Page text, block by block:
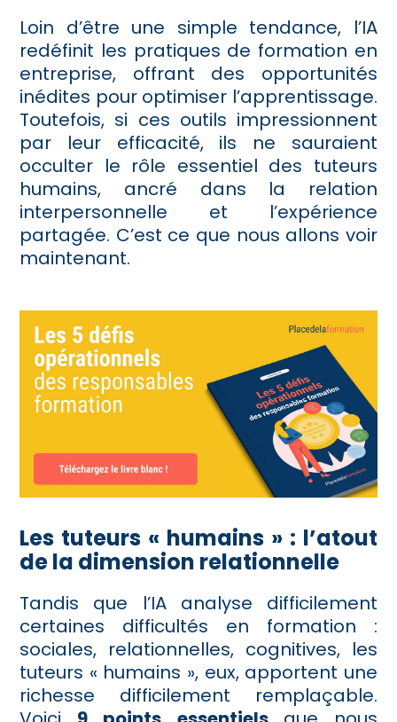
Loin d’être une simple tendance, l’IA
redéfinit les pratiques de formation en
entreprise, offrant des opportunités
inédites pour optimiser l’apprentissage.
Toutefois, si ces outils impressionnent
par leur efficacité, ils ne sauraient
occulter le rôle essentiel des tuteurs
humains, ancré dans la relation
interpersonnelle et l’expérience
partagée. C’est ce que nous allons voir
maintenant.
Les tuteurs « humains » : l’atout
de la dimension relationnelle
Tandis que l’IA analyse difficilement
certaines difficultés en formation :
sociales, relationnelles, cognitives, les
tuteurs « humains », eux, apportent une
richesse difficilement remplaçable.